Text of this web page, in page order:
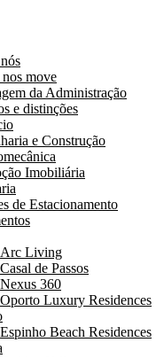
move
da Administração
e distinções
e Construção
Imobiliária
de Estacionamento
Arc Living
Casal de Passos
Nexus 360
Oporto Luxury Residences
Espinho Beach Residences